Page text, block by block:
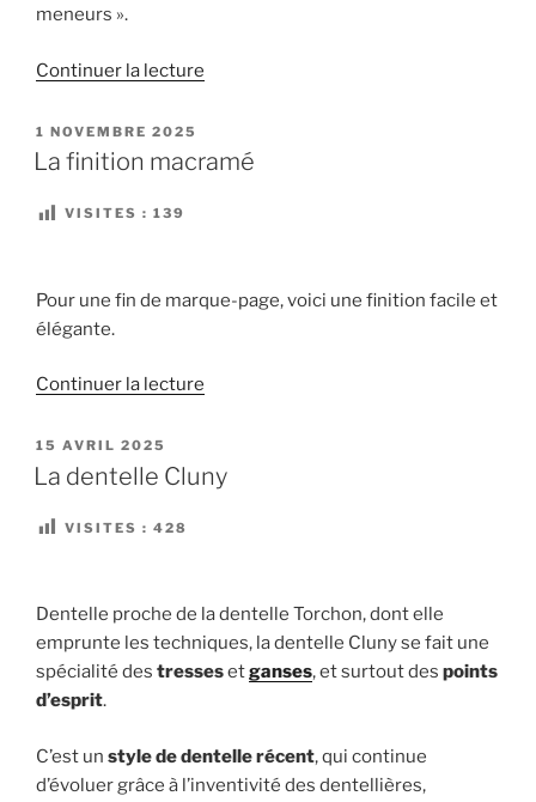
meneurs ».
Continuer la lecture
Venise
PUBLIÉ
LE
1 NOVEMBRE 2025
La finition macramé
VISITES : 139
Pour une fin de marque-page, voici une finition facile et
élégante.
Continuer la lecture
macramé »
PUBLIÉ
LE
15 AVRIL 2025
La dentelle Cluny
VISITES : 428
Dentelle proche de la dentelle Torchon, dont elle
emprunte les techniques, la dentelle Cluny se fait une
spécialité des tressesetganses, et surtout des points
d’esprit.
C’est un style de dentelle récent, qui continue
d’évoluer grâce à l’inventivité des dentellières,